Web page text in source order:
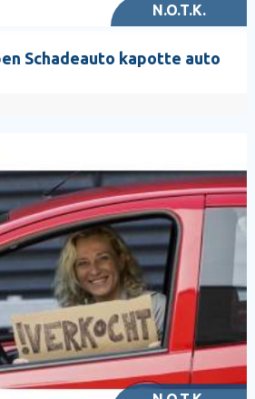
N.O.T.K.
Schadeauto kapotte auto